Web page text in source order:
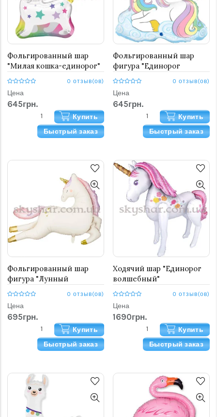
Фольгированный шар
"Милая кошка-единорог"
0 отзыв(ов)
Цена
645грн.
Купить
Быстрый заказ
Фольгированный шар
фигура "Единорог
Макарун спящий"
0 отзыв(ов)
Цена
645грн.
Купить
Быстрый заказ
Фольгированный шар
фигура "Лунный
Единорог"
0 отзыв(ов)
Цена
695грн.
Купить
Быстрый заказ
Ходячий шар "Единорог
волшебный"
0 отзыв(ов)
Цена
1690грн.
Купить
Быстрый заказ